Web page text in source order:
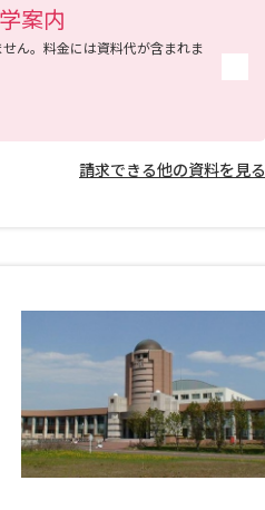
案内
ん。料金には資料代が含まれま
請求できる他の資料を見る